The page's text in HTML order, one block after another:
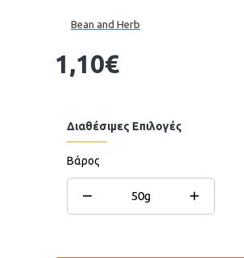
1,10€
Bean and Herb
Διαθέσιμες Επιλογές
Βάρος
− 50g +